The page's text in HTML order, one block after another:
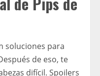
soluciones para
de eso, te
difícil. Spoilers